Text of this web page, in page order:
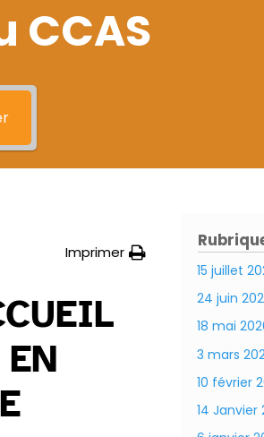
Imprimer
15 juillet
24 juin
18 mai
3 mars
10 février
14 Janvier